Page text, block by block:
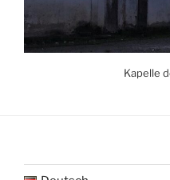
Kapelle